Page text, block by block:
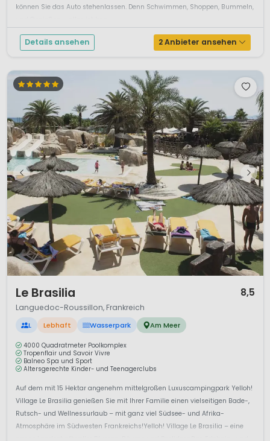
können Sie das Auto stehenlassen. Denn Schwimmen, Shoppen, Bummeln,
Details ansehen 2 Anbieter ansehen
Le Brasilia 8,5
Languedoc-Roussillon, Frankreich
L Lebhaft Wasserpark Am Meer
4000 Quadratmeter Poolkomplex
Tropenflair und Savoir Vivre
Balneo Spa und Sport
Altersgerechte Kinder- und Teenagerclubs
Auf dem mit 15 Hektar angenehm mittelgroßen Luxuscampingpark Yelloh!
Village Le Brasilia genießen Sie mit Ihrer Familie einen vielseitigen Bade-,
Rutsch- und Wellnessurlaub – mit ganz viel Südsee- und Afrika-
Atmosphäre im Südwesten Frankreichs!Yelloh! Village Le Brasilia – eine